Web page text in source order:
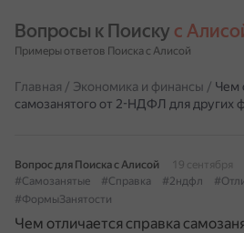
Вопросы к Поиску с
Примеры ответов Поиска с Алисой
Главная / Экономика и финансы / Чем
самозанятого от 2-НДФЛ для других
Вопрос для Поиска с Алисой
19 сентября
#Самозанятые
#Справка #2ндфл
#ФормыЗанятости
Чем отличается справка